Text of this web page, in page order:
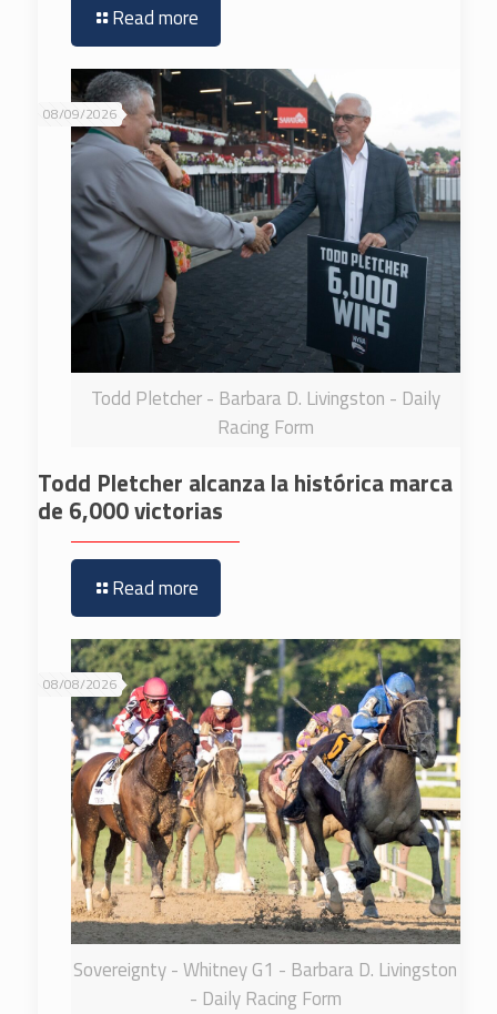
Read more
Todd Pletcher - Barbara D. Livingston - Daily
Racing Form
08/09/2026
Todd Pletcher alcanza la histórica marca
de 6,000 victorias
Read more
Sovereignty - Whitney G1 - Barbara D. Livingston
- Daily Racing Form
08/08/2026